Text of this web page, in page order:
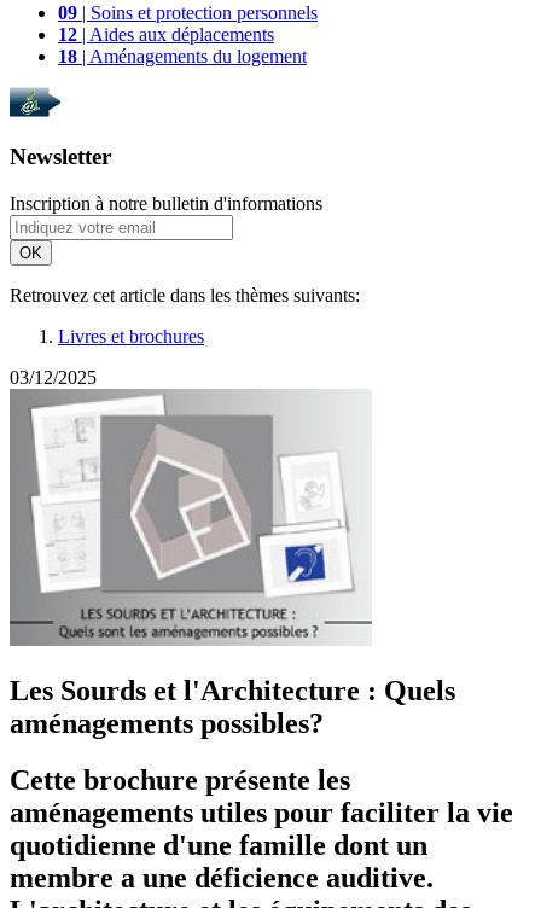
09 | Soins et protection personnels
12 | Aides aux déplacements
18 | Aménagements du logement
Newsletter
Inscription à notre bulletin d'informations
OK
Retrouvez cet article dans les thèmes suivants:
Livres et brochures
03/12/2025
Les Sourds et l'Architecture : Quels
aménagements possibles?
Cette brochure présente les
aménagements utiles pour faciliter la vie
quotidienne d'une famille dont un
membre a une déficience auditive.